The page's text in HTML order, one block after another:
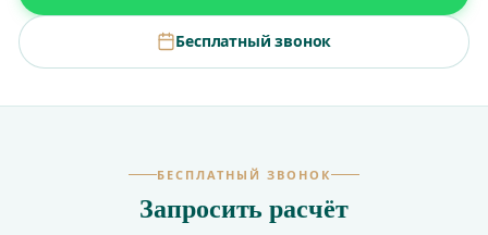
Бесплатный звонок
БЕСПЛАТНЫЙ ЗВОНОК
Запросить расчёт